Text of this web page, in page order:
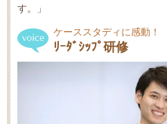
す。」
ケーススタディに感動！
ﾘｰﾀﾞｼｯﾌﾟ研修